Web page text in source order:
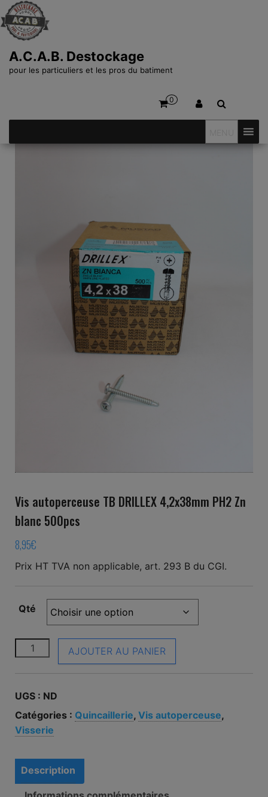
A.C.A.B. Destockage
pour les particuliers et les pros du batiment
0
Vis autoperceuse TB DRILLEX 4,2x38mm PH2 Zn
blanc 500pcs
8,95€
Prix HT TVA non applicable, art. 293 B du CGI.
Qté
quantité de Vis autoperceuse TB DRILLEX
AJOUTER AU PANIER
UGS : ND
Catégories : Quincaillerie, Vis autoperceuse,
Visserie
Description